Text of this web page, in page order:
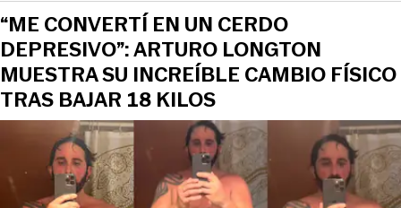
“ME CONVERTÍ EN UN CERDO
DEPRESIVO”: ARTURO LONGTON
MUESTRA SU INCREÍBLE CAMBIO FÍSICO
TRAS BAJAR 18 KILOS